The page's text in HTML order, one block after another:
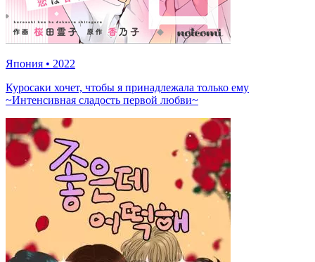
Япония • 2022
Куросаки хочет, чтобы я принадлежала только ему
~Интенсивная сладость первой любви~